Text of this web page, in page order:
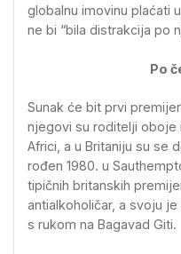
globalnu imovinu plaćati
ne bi “bila distrakcija po
Po
Sunak će bit prvi
njegovi su roditelji oboje
Africi, a u Britaniju su se
rođen 1980. u
tipičnih britanskih
antialkoholičar, a svoju
s rukom na Bagavad Giti.